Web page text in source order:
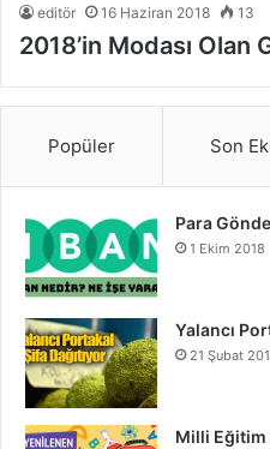
editör 16 Haziran 2018 13
2018’in Modası Olan
Popüler Son
Para
1 Ekim 2018
Yalancı
21 Şubat
Milli Eğitim